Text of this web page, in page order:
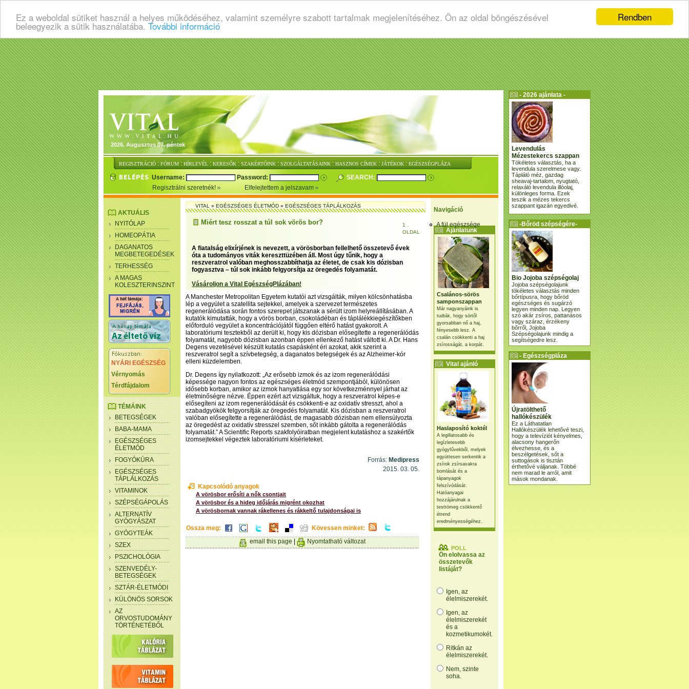
Rendben
Ez a weboldal sütiket használ a helyes működéséhez, valamint személyre szabott tartalmak megjelenítéséhez. Ön az oldal böngészésével
beleegyezik a sütik használatába. További információ
2026. Augusztus 07. péntek
REGISZTRÁCIÓ : FÓRUM : HÍRLEVÉL : KERESŐK : SZAKÉRTŐINK : SZOLGÁLTATÁSAINK : HASZNOS CÍMEK : JÁTÉKOK : EGÉSZSÉGPLÁZA
Username: Password:
SEARCH:
Regisztrálni szeretnék!
Elfelejtettem a jelszavam
Navigáció
A fül egészsége
Ajánlatunk
Csalános-sörös
samponszappan
Már nagyanyáink is
tudták, hogy sörtől
gyorsabban nő a haj,
fényesebb lesz. A
csalán csökkenti a haj
zsírosságát, a korpát.
Vital ajánló
Haslaposító koktél
A legillatosabb és
legízletesebb
gyógyfűvekből, melyek
együttesen serkentik a
zsírok zsírsavakra
bomlását és a
tápanyagok
felszívódását.
Hatóanyagai
hozzájárulnak a
testtömeg csökkentő
étrend
eredményességéhez.
POLL
Ön elolvassa az
összetevők
listáját?
Igen, az
élelmiszerekét.
Igen, az
élelmiszerekét
és a
kozmetikumokét.
Ritkán az
élelmiszerekét.
Nem, szinte
soha.
AKTUÁLIS
NYITÓLAP
HOMEOPÁTIA
DAGANATOS
MEGBETEGEDÉSEK
TERHESSÉG
A MAGAS
KOLESZTERINSZINT
NYÁRI EGÉSZSÉG
Vérnyomás
Térdfájdalom
TÉMÁINK
BETEGSÉGEK
BABA-MAMA
EGÉSZSÉGES
ÉLETMÓD
FOGYÓKÚRA
EGÉSZSÉGES
TÁPLÁLKOZÁS
VITAMINOK
SZÉPSÉGÁPOLÁS
ALTERNATÍV
GYÓGYÁSZAT
GYÓGYTEÁK
SZEX
PSZICHOLÓGIA
SZENVEDÉLY-
BETEGSÉGEK
SZTÁR-ÉLETMÓDI
KÜLÖNÖS SORSOK
AZ
ORVOSTUDOMÁNY
TÖRTÉNETÉBŐL
VITAL»EGÉSZSÉGES ÉLETMÓD»EGÉSZSÉGES TÁPLÁLKOZÁS
Miért tesz rosszat a túl sok vörös bor?
1 .
OLDAL
A fiatalság elixírjének is nevezett, a vörösborban fellelhető összetevő évek
óta a tudományos viták kereszttüzében áll. Most úgy tűnik, hogy a
reszveratrol valóban meghosszabbíthatja az életet, de csak kis dózisban
fogyasztva – túl sok inkább felgyorsítja az öregedés folyamatát.
Vásároljon a Vital EgészségPlázában!
A Manchester Metropolitan Egyetem kutatói azt vizsgálták, milyen kölcsönhatásba
lép a vegyület a szatellita sejtekkel, amelyek a szervezet természetes
regenerálódása során fontos szerepet játszanak a sérült izom helyreállításában. A
kutatók kimutatták, hogy a vörös borban, csokoládéban és táplálékkiegészítőkben
előforduló vegyület a koncentrációjától függően eltérő hatást gyakorolt. A
laboratóriumi tesztekből az derült ki, hogy kis dózisban elősegítette a regenerálódás
folyamatát, nagyobb dózisban azonban éppen ellenkező hatást váltott ki. A Dr. Hans
Degens vezetésével készült kutatás csapásként éri azokat, akik szerint a
reszveratrol segít a szívbetegség, a daganatos betegségek és az Alzheimer-kór
elleni küzdelemben.
Dr. Degens így nyilatkozott: „Az erősebb izmok és az izom regenerálódási
képessége nagyon fontos az egészséges életmód szempontjából, különösen
idősebb korban, amikor az izmok hanyatlása egy sor következménnyel járhat az
életminőségre nézve. Éppen ezért azt vizsgáltuk, hogy a reszveratrol képes-e
elősegíteni az izom regenerálódását és csökkenti-e az oxidatív stresszt, ahol a
szabadgyökök felgyorsítják az öregedés folyamatát. Kis dózisban a reszveratrol
valóban elősegítette a regenerálódást, de magasabb dózisban nem ellensúlyozta
az öregedést az oxidatív stresszel szemben, sőt inkább gátolta a regenerálódás
folyamatát.” A Scientific Reports szakfolyóiratban megjelent kutatáshoz a szakértők
izomsejtekkel végeztek laboratóriumi kísérleteket.
Forrás: Medipress
2015. 03. 05.
Kapcsolódó anyagok
A vörösbor erősíti a nők csontjait
A vörösbor és a hideg időjárás migrént okozhat
A vörösbornak vannak rákellenes és rákkeltő tulajdonságai is
Ossza meg:
Kövessen minket:
email this page
Nyomtatható változat
- 2026 ajánlata -
Levendulás
Mézestekercs szappan
Tökéletes választás, ha a
levendula szerelmese vagy.
Tápláló méz, gazdag
sheavaj-tartalom, nyugtató,
relaxáló levendula illóolaj,
különleges forma. Ezek
teszik a mézes tekercs
szappant igazán egyedivé.
-Bőröd szépségére-
Bio Jojoba szépségolaj
Jojoba szépségolajunk
tökéletes választás minden
bőrtípusra, hogy bőröd
egészséges és sugárzó
legyen minden nap. Legyen
szó akár zsíros, pattanásos
vagy száraz, érzékeny
bőrről, Jojoba
Szépségolajunk mindig a
segítségedre lesz.
- Egészségpláza
ajánlatunk -
Újratölthető
hallókészülék
Ez a Láthatatlan
Hallókészülék lehetővé teszi,
hogy a televíziót kényelmes,
alacsony hangerőn
élvezhesse, és a
beszélgetések, sőt a
suttogások is tisztán
érthetővé váljanak. Többé
nem marad le arról, amit
mások mondanak.